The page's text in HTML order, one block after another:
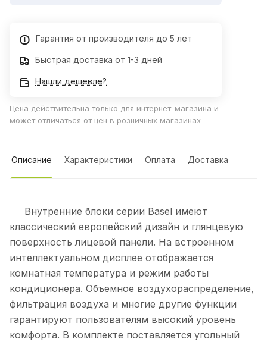
Гарантия от производителя до 5 лет
Быстрая доставка от 1-3 дней
Нашли дешевле?
Цена действительна только для интернет-магазина и
может отличаться от цен в розничных магазинах
Описание Характеристики Оплата Доставка
Внутренние блоки серии Basel имеют
классический европейский дизайн и глянцевую
поверхность лицевой панели. На встроенном
интеллектуальном дисплее отображается
комнатная температура и режим работы
кондиционера. Объемное воздухораспределение,
фильтрация воздуха и многие другие функции
гарантируют пользователям высокий уровень
комфорта. В комплекте поставляется угольный